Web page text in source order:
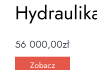
56 000,00zł
Zobacz